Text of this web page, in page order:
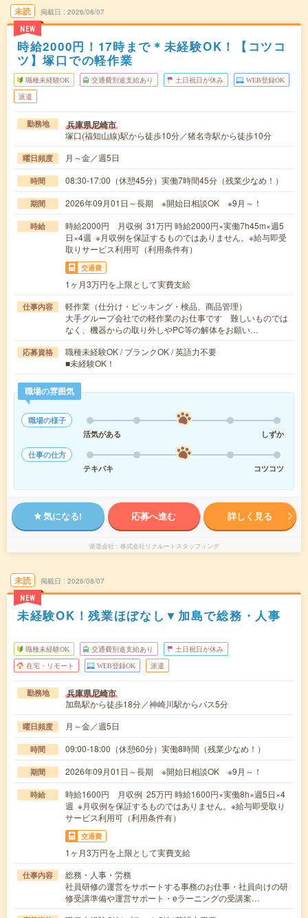
未読
NEW
掲載日 2026/08/07
時給2000円！17時まで＊未経験OK！【コツコ
ツ】塚口での軽作業
職種未経験OK 交通費別途支給あり 土日祝日が休み WEB登録OK
派遣
勤務地 兵庫県尼崎市
塚口(福知山線)駅から徒歩10分／猪名寺駅から徒歩10分
曜日頻度 月～金／週5日
時間 08:30-17:00（休憩45分）実働7時間45分（残業少なめ！）
期間 2026年09月01日～長期 ※開始日相談OK ※9月～！
時給
時給2000円 月収例 31万円 時給2000円×実働7h45m×週5
日×4週 ※月収例を保証するものではありません。※給与即受
取りサービス利用可（利用条件有）
交通費
1ヶ月3万円を上限として実費支給
仕事内容
軽作業（仕分け・ピッキング・検品、商品管理）
大手グループ会社での軽作業のお仕事です 難しいものでは
なく、機器からの取り外しやPC等の解体をお願い…
応募資格
職種未経験OK / ブランクOK / 英語力不要
■未経験OK！
職場の雰囲気
職場の様子
活気がある
しずか
仕事の仕方
テキパキ
コツコツ
気になる! 応募へ進む 詳しく見る
派遣会社 株式会社リクルートスタッフィング
未読
NEW
掲載日 2026/08/07
未経験OK！残業ほぼなし▼加島で総務・人事
職種未経験OK 交通費別途支給あり 土日祝日が休み
在宅・リモート WEB登録OK 派遣
勤務地 兵庫県尼崎市
加島駅から徒歩18分／神崎川駅からバス5分
曜日頻度 月～金／週5日
時間 09:00-18:00（休憩60分）実働8時間（残業少なめ！）
期間 2026年09月01日～長期 ※開始日相談OK ※9月～！
時給
時給1600円 月収例 25万円 時給1600円×実働8h×週5日×4
週 ※月収例を保証するものではありません。※給与即受取り
サービス利用可（利用条件有）
交通費
1ヶ月3万円を上限として実費支給
仕事内容
総務・人事・労務
社員研修の運営をサポートする事務のお仕事・社員向けの研
修受講準備や運営サポート・eラーニングの受講案…